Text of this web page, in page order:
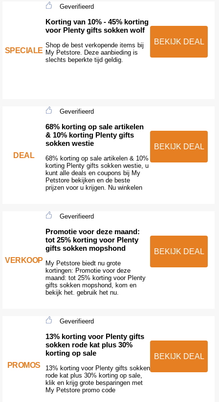
SPECIALE
Geverifieerd
Korting van 10% - 45% korting
voor Plenty gifts sokken wolf
Shop de best verkopende items bij
My Petstore. Deze aanbieding is
slechts beperkte tijd geldig.
BEKIJK DEAL
DEAL
Geverifieerd
68% korting op sale artikelen
& 10% korting Plenty gifts
sokken westie
68% korting op sale artikelen & 10%
korting Plenty gifts sokken westie, u
kunt alle deals en coupons bij My
Petstore bekijken en de beste
prijzen voor u krijgen. Nu winkelen
BEKIJK DEAL
VERKOOP
Geverifieerd
Promotie voor deze maand:
tot 25% korting voor Plenty
gifts sokken mopshond
My Petstore biedt nu grote
kortingen: Promotie voor deze
maand: tot 25% korting voor Plenty
gifts sokken mopshond, kom en
bekijk het. gebruik het nu.
BEKIJK DEAL
PROMOS
Geverifieerd
13% korting voor Plenty gifts
sokken rode kat plus 30%
korting op sale
13% korting voor Plenty gifts sokken
rode kat plus 30% korting op sale,
klik en krijg grote besparingen met
My Petstore promo code
BEKIJK DEAL